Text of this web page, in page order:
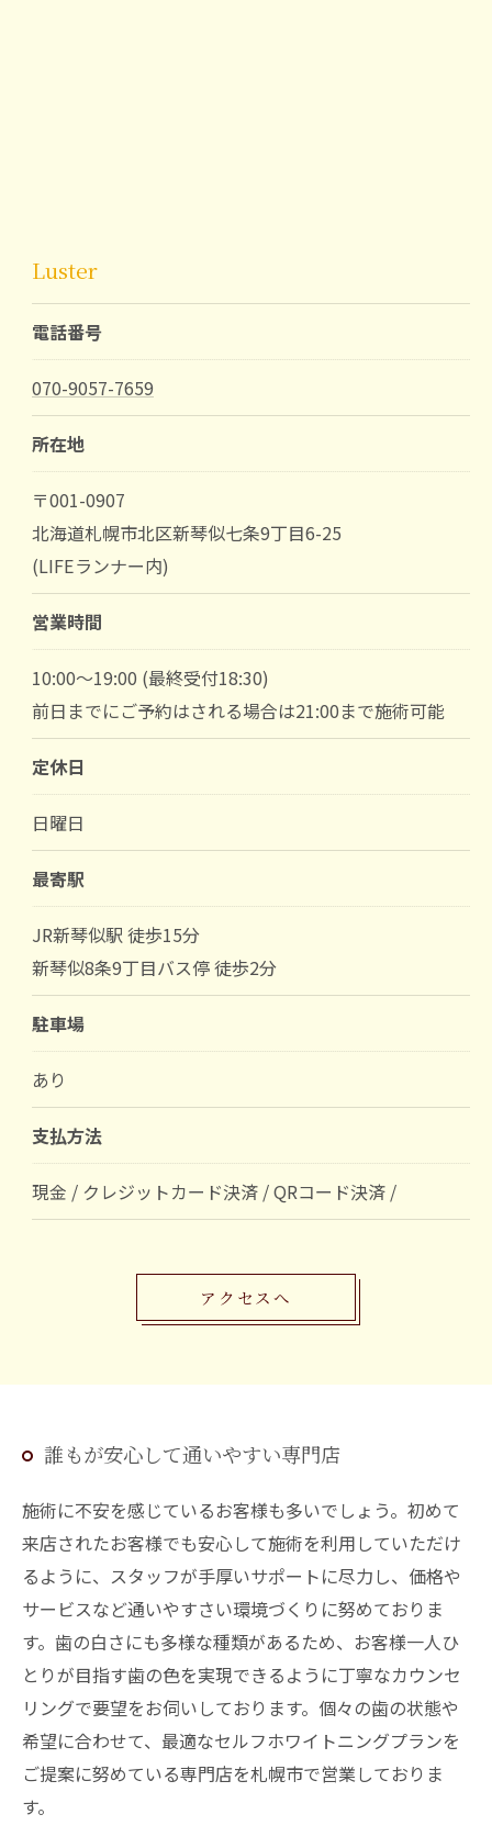
Luster
電話番号
070-9057-7659
所在地
〒001-0907
北海道札幌市北区新琴似七条9丁目6-25
(LIFEランナー内)
営業時間
10:00～19:00 (最終受付18:30)
前日までにご予約はされる場合は21:00まで施術可能
定休日
日曜日
最寄駅
JR新琴似駅 徒歩15分
新琴似8条9丁目バス停 徒歩2分
駐車場
あり
支払方法
現金 / クレジットカード決済 / QRコード決済 /
アクセスへ
誰もが安心して通いやすい専門店
施術に不安を感じているお客様も多いでしょう。初めて
来店されたお客様でも安心して施術を利用していただけ
るように、スタッフが手厚いサポートに尽力し、価格や
サービスなど通いやすさい環境づくりに努めておりま
す。歯の白さにも多様な種類があるため、お客様一人ひ
とりが目指す歯の色を実現できるように丁寧なカウンセ
リングで要望をお伺いしております。個々の歯の状態や
希望に合わせて、最適なセルフホワイトニングプランを
ご提案に努めている専門店を札幌市で営業しておりま
す。